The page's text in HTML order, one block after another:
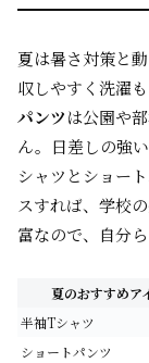
夏は暑さ対策と
収しやすく洗濯
パンツは公園や
ん。日差しの強い
シャツとショー
スすれば、学校
富なので、自分
夏のおすすめア
半袖Tシャツ
ショートパンツ